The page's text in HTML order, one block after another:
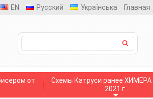
EN Русский Українська Главная
от
Схемы Катруси ранее ХИМЕРА
2021 г.